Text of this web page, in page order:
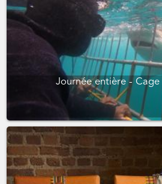
Journée entière - Cage